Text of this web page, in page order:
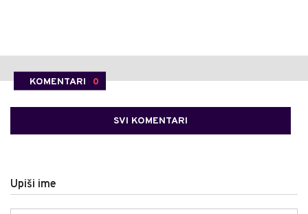
KOMENTARI 0
SVI KOMENTARI
Upiši ime